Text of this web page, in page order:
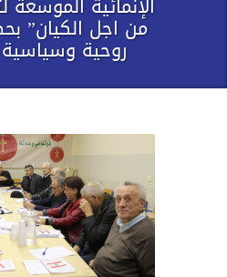
من اجل الكيان”
روحية